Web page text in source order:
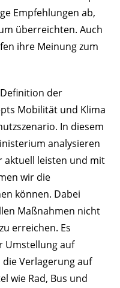
Empfehlungen ab,
überreichten. Auch
ihre Meinung zum
der
Mobilität und Klima
In diesem
analysieren
aktuell leisten und mit
wir die
können. Dabei
Maßnahmen nicht
erreichen. Es
Umstellung auf
Verlagerung auf
wie Rad, Bus und